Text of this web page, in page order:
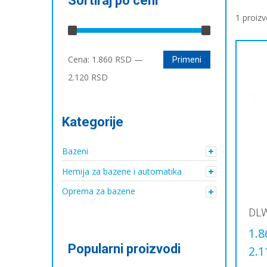
1
Минимална
цена
Максимална
цена
Primeni
Cena: 1.860 RSD —
2.120 RSD
Kategorije
Bazeni
Hemija za bazene i automatika
Oprema za bazene
Popularni proizvodi